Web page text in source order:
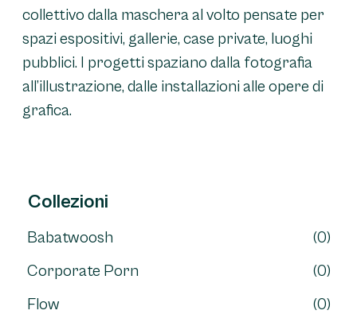
collettivo dalla maschera al volto pensate per
spazi espositivi, gallerie, case private, luoghi
pubblici. I progetti spaziano dalla fotografia
all’illustrazione, dalle installazioni alle opere di
grafica.
Collezioni
Babatwoosh
(0)
Corporate Porn
(0)
Flow
(0)